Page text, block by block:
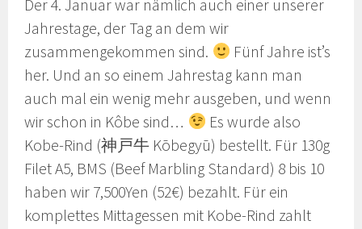
Der 4. Januar war nämlich auch einer unserer
Jahrestage, der Tag an dem wir
zusammengekommen sind.
Fünf Jahre ist’s
her. Und an so einem Jahrestag kann man
auch mal ein wenig mehr ausgeben, und wenn
wir schon in Kôbe sind…
Es wurde also
Kobe-Rind (神戸牛 Kōbegyū) bestellt. Für 130g
Filet A5, BMS (Beef Marbling Standard) 8 bis 10
haben wir 7,500Yen (52€) bezahlt. Für ein
komplettes Mittagessen mit Kobe-Rind zahlt